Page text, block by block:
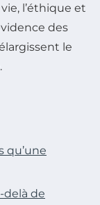
l’éthique et
des
le
qu’une
delà de